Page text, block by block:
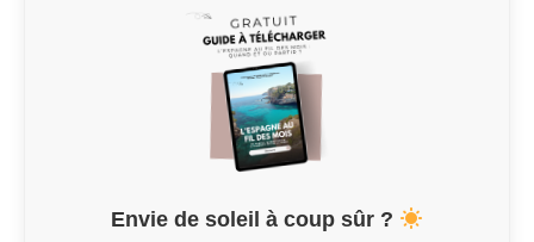
Envie de soleil à coup sûr ?